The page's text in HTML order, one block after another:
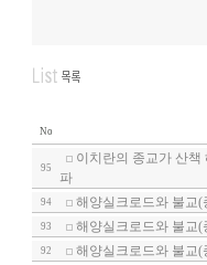
No
95
이치란의 종교가 산
파
94 해양실크로드와 불교
93 해양실크로드와 불교
92 해양실크로드와 불교